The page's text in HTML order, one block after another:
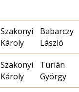
Szakonyi
Károly
Babarczy
László
Szakonyi
Károly
Turián
György